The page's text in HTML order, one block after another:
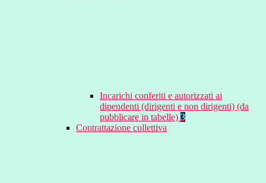
Incarichi conferiti e autorizzati ai
dipendenti (dirigenti e non dirigenti) (da
pubblicare in tabelle) 3
Contrattazione collettiva